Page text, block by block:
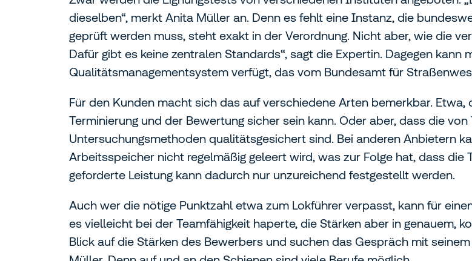
dieselben“, merkt Anita Müller an. Denn es fehlt eine Instanz, die
geprüft werden muss, steht exakt in der Verordnung. Nicht aber, wie die
Dafür gibt es keine zentralen Standards“, sagt die Expertin. Dagegen kann
Qualitätsmanagementsystem verfügt, das vom Bundesamt für
Für den Kunden macht sich das auf verschiedene Arten bemerkbar.
Terminierung und der Bewertung sicher sein kann. Oder aber, dass die
Untersuchungsmethoden qualitätsgesichert sind. Bei anderen Anbietern
Arbeitsspeicher nicht regelmäßig geleert wird, was zur Folge hat, dass die
geforderte Leistung kann dadurch nur unzureichend festgestellt werden.
Auch wer die nötige Punktzahl etwa zum Lokführer verpasst, kann für
es vielleicht bei der Teamfähigkeit haperte, die Stärken aber in genauem,
Blick auf die Stärken des Bewerbers und suchen das Gespräch mit